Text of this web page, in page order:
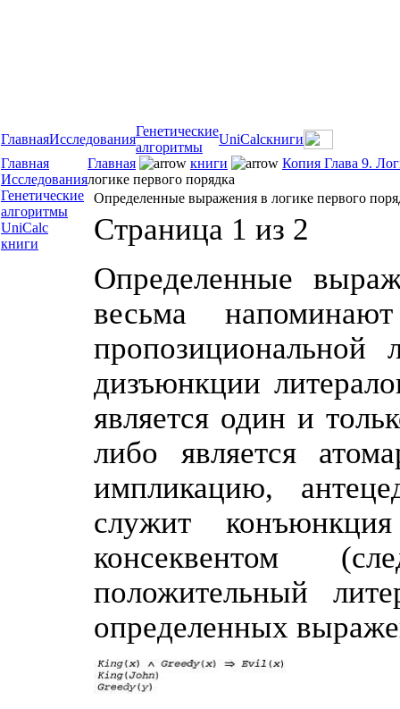
ГлавнаяИсследования
Генетические
алгоритмы
UniCalcкниги
Главная
Исследования
Генетические
алгоритмы
UniCalc
книги
Главная книги
Копия Глава 9.
логике первого порядка
Определенные выражения в логике первого
Страница 1 из 2
Определенные
весьма
пропозициональной
дизъюнкции
является один и
либо является
импликацию,
служит
консеквентом
положительный
определенных